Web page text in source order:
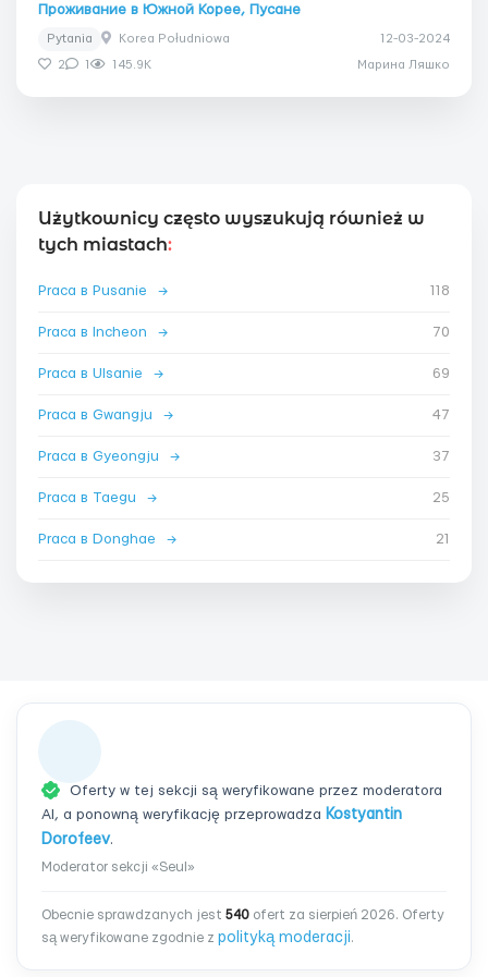
Проживание в Южной Корее, Пусане
Pytania Korea Południowa 12-03-2024
2 1 145.9K Марина Ляшко
Użytkownicy często wyszukują również w
tych miastach:
Praca в Pusanie → 118
Praca в Incheon → 70
Praca в Ulsanie → 69
Praca в Gwangju → 47
Praca в Gyeongju → 37
Praca в Taegu → 25
Praca в Donghae → 21
Oferty w tej sekcji są weryfikowane przez moderatora
AI, a ponowną weryfikację przeprowadza Kostyantin
Dorofeev.
Moderator sekcji «Seul»
Obecnie sprawdzanych jest 540 ofert za sierpień 2026. Oferty
są weryfikowane zgodnie z polityką moderacji.